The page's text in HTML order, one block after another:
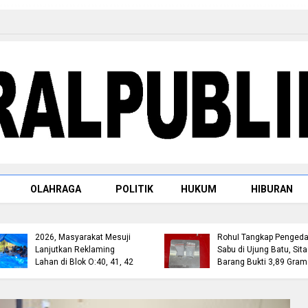
OLAHRAGA POLITIK HUKUM HIBURAN
Ekspedisi Merah Putih
Presisi, Sasar 17 Desa di
Wilayah 3T
Raja Rambah dr. H.
Makam dan
Pembangunan
Istana